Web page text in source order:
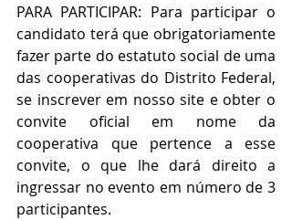
PARA PARTICIPAR: Para participar o
candidato terá que obrigatoriamente
fazer parte do estatuto social de uma
das cooperativas do Distrito Federal,
se inscrever em nosso site e obter o
convite oficial em nome da
cooperativa que pertence a esse
convite, o que lhe dará direito a
ingressar no evento em número de 3
participantes.